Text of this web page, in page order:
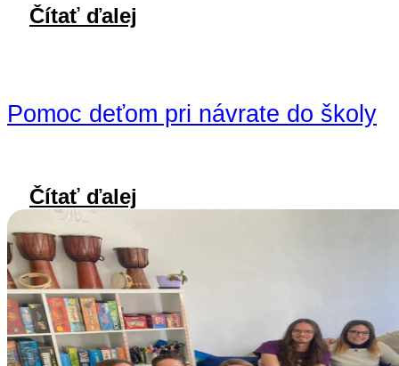
Čítať ďalej
Pomoc deťom pri návrate do školy
Čítať ďalej